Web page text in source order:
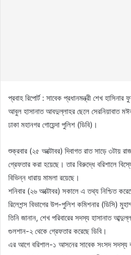
প্রবাহ রিপোর্ট : সাবেক প্রধানমন্ত্রী শেখ
আবুল হাসানাত আবদুল্লাহর ছেলে সেরনিয়াবাত
ঢাকা মহানগর গোয়েন্দা পুলিশ (ডিবি)।
শুক্রবার (২৫ অক্টোবর) দিবাগত রাত সাড়ে ৩টায়
গ্রেফতার করা হয়েছে। তার বিরুদ্ধে বরিশালে
বিভিন্ন ধারায় মামলা রয়েছে।
শনিবার (২৬ অক্টোবর) সকালে এ তথ্য নিশ্চিত
রিলেশন্স বিভাগের উপ-পুলিশ কমিশনার (ডিসি)
তিনি জানান, শেখ পরিবারের সদস্য হাসানাত
গুলশান-২ থেকে গ্রেফতার করেছে ডিবি।
এর আগে বরিশাল-১ আসনের সাবেক সংসদ সদস্য